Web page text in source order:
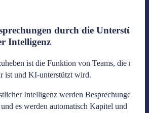
durch die
Intelligenz
ist die Funktion von Teams, die mit
ist und KI-unterstützt wird.
Intelligenz werden Besprechungen
es werden automatisch Kapitel und